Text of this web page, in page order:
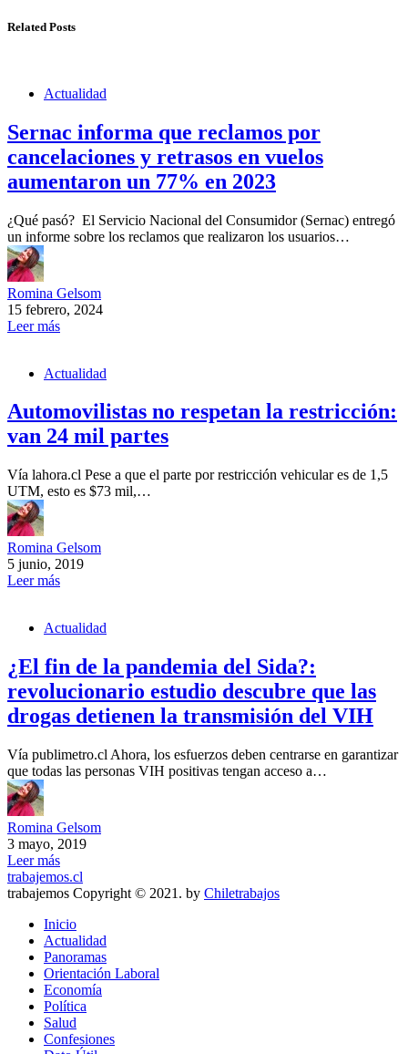
Related Posts
Actualidad
Sernac informa que reclamos por
cancelaciones y retrasos en vuelos
aumentaron un 77% en 2023
¿Qué pasó? El Servicio Nacional del Consumidor (Sernac) entregó
un informe sobre los reclamos que realizaron los usuarios…
Romina Gelsom
15 febrero, 2024
Leer más
Actualidad
Automovilistas no respetan la restricción:
van 24 mil partes
Vía lahora.cl Pese a que el parte por restricción vehicular es de 1,5
UTM, esto es $73 mil,…
Romina Gelsom
5 junio, 2019
Leer más
Actualidad
¿El fin de la pandemia del Sida?:
revolucionario estudio descubre que las
drogas detienen la transmisión del VIH
Vía publimetro.cl Ahora, los esfuerzos deben centrarse en garantizar
que todas las personas VIH positivas tengan acceso a…
Romina Gelsom
3 mayo, 2019
Leer más
trabajemos.cl
trabajemos Copyright © 2021. by Chiletrabajos
Inicio
Actualidad
Panoramas
Orientación Laboral
Economía
Política
Salud
Confesiones